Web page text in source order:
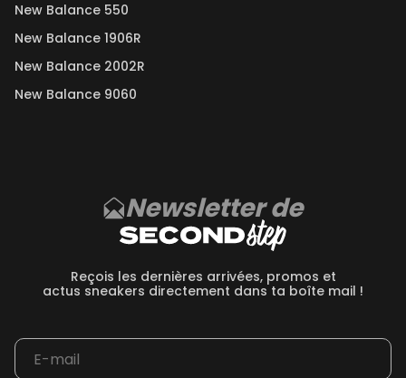
New Balance 550
New Balance 1906R
New Balance 2002R
New Balance 9060
Newsletter de
Reçois les dernières arrivées, promos et
actus sneakers directement dans ta boîte mail !